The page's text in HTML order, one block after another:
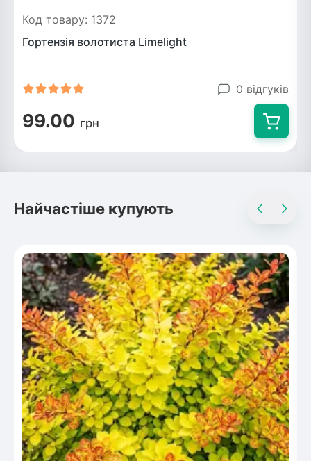
Код товару: 1372
Гортензія волотиста Limelight
0 відгуків
99.00 грн
Найчастіше купують